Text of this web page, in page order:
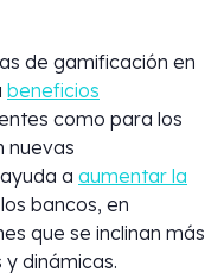
de gamificación en
beneficios
como para los
nuevas
a aumentar la
bancos, en
que se inclinan más
dinámicas.